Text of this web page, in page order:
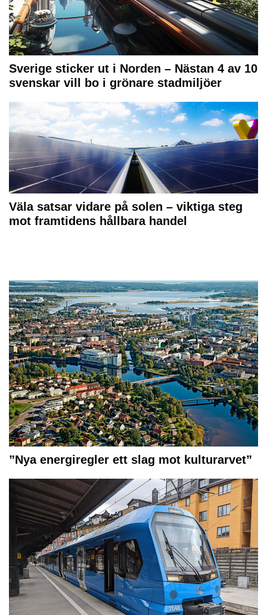
Sverige sticker ut i Norden – Nästan 4 av 10
svenskar vill bo i grönare stadmiljöer
Väla satsar vidare på solen – viktiga steg
mot framtidens hållbara handel
”Nya energiregler ett slag mot kulturarvet”